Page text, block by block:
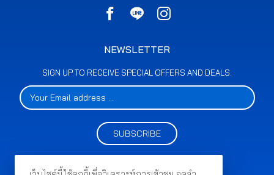
NEWSLETTER
SIGN UP TO RECEIVE SPECIAL OFFERS AND DEALS.
SUBSCRIBE